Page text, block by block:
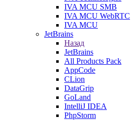
IVA MCU SMB
IVA MCU WebRTC
IVA MCU
JetBrains
Назад
JetBrains
All Products Pack
AppCode
CLion
DataGrip
GoLand
IntelliJ IDEA
PhpStorm